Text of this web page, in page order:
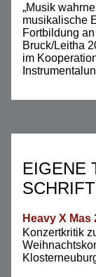
„Musik
musikalische
Fortbildung
Bruck/Leitha
im
EIGENE
Heavy X Mas
Konzertkritik